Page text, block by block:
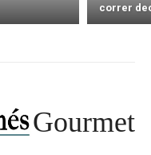
correr
Gourmet